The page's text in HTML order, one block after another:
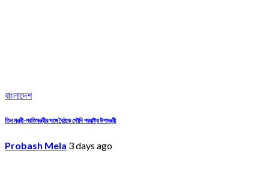
বাংলাদেশ
তিন মন্ত্রী-প্রতিমন্ত্রীর সঙ্গে বৈঠকে সৌদি পররাষ্ট্র উপমন্ত্রী
Probash Mela 3 days ago